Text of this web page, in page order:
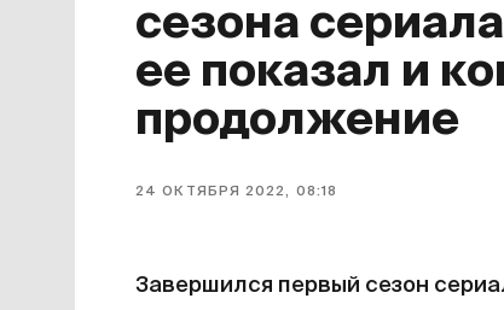
сезона
ее показал и
продолжение
24 ОКТЯБРЯ 2022, 08:18
Завершился первый сезон